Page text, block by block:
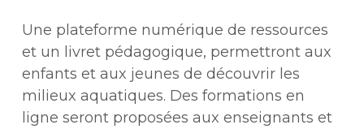
Une plateforme numérique de ressources
et un livret pédagogique, permettront aux
enfants et aux jeunes de découvrir les
milieux aquatiques. Des formations en
ligne seront proposées aux enseignants et